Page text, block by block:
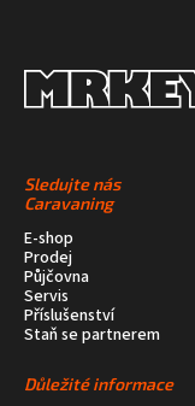
Sledujte nás
Caravaning
E-shop
Prodej
Půjčovna
Servis
Příslušenství
Staň se partnerem
Důležité informace